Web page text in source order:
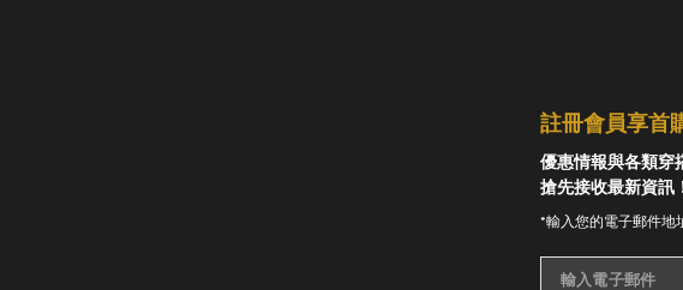
註冊會員享首
優惠情報與各類穿
搶先接收最新資訊
*輸入您的電子郵件地
輸入電子郵件